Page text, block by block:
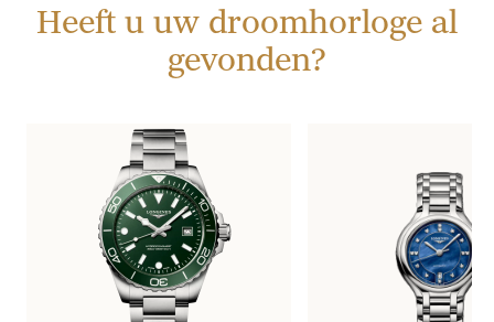
Heeft u uw droomhorloge al
gevonden?